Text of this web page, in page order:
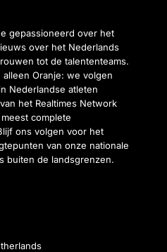
gepassioneerd over het
over het Nederlands
tot de talententeams.
Oranje: we volgen
Nederlandse atleten
het Realtimes Network
complete
ons volgen voor het
van onze nationale
buiten de landsgrenzen.